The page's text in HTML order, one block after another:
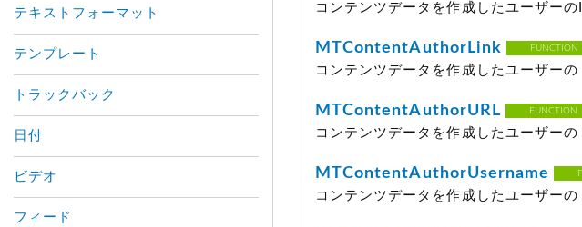
コンテンツデータを作成したユーザー
MTContentAuthorLink FUNCTION
コンテンツデータを作成したユーザー
MTContentAuthorURL FUNCTION
コンテンツデータを作成したユーザー
MTContentAuthorUsername
コンテンツデータを作成したユーザー
テキストフォーマット
テンプレート
トラックバック
日付
ビデオ
フィード